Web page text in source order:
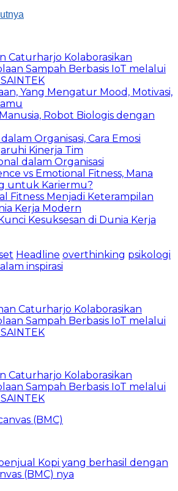
Caturharjo Kolaborasikan
Sampah Berbasis IoT melalui
Yang Mengatur Mood, Motivasi,
Robot Biologis dengan
Organisasi, Cara Emosi
Kinerja Tim
dalam Organisasi
vs Emotional Fitness, Mana
untuk Kariermu?
Fitness Menjadi Keterampilan
Kerja Modern
Kesuksesan di Dunia Kerja
Headline overthinking psikologi
inspirasi
Caturharjo Kolaborasikan
Sampah Berbasis IoT melalui
Kopi yang berhasil dengan
(BMC) nya